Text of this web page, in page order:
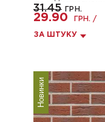
31.45 ГРН.
29.90 ГРН. /
ЗА ШТУКУ
Новинки